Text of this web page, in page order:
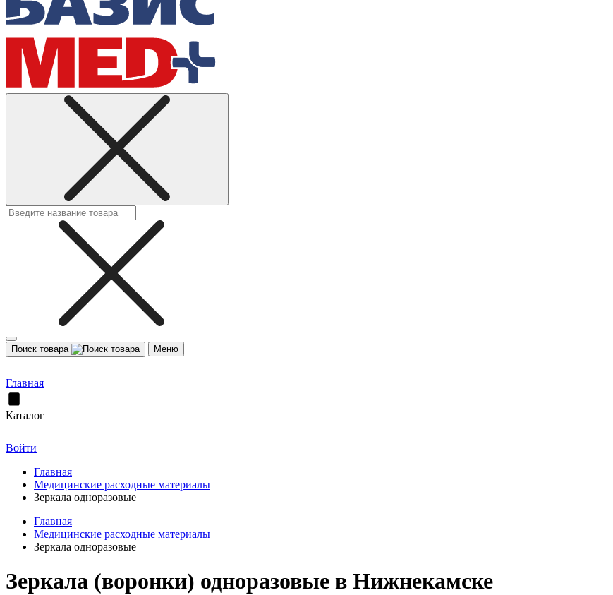
Поиск товара Меню
Главная
Каталог
Войти
Главная
Медицинские расходные материалы
Зеркала одноразовые
Главная
Медицинские расходные материалы
Зеркала одноразовые
Зеркала (воронки) одноразовые в Нижнекамске